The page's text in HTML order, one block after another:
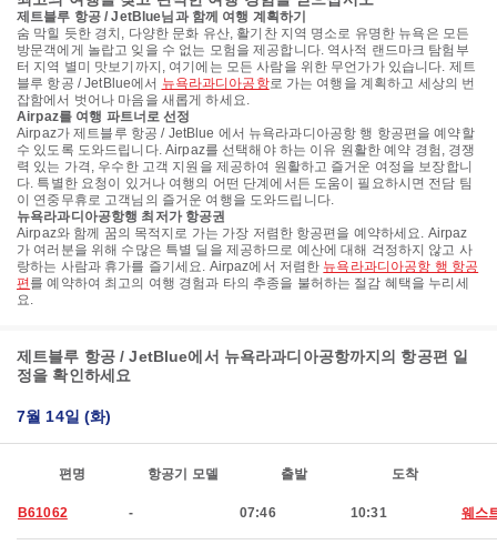
제트블루 항공 / JetBlue님과 함께 여행 계획하기
숨 막힐 듯한 경치, 다양한 문화 유산, 활기찬 지역 명소로 유명한 뉴욕은 모든
방문객에게 놀랍고 잊을 수 없는 모험을 제공합니다. 역사적 랜드마크 탐험부
터 지역 별미 맛보기까지, 여기에는 모든 사람을 위한 무언가가 있습니다. 제트
블루 항공 / JetBlue에서 뉴욕라과디아공항로 가는 여행을 계획하고 세상의 번
잡함에서 벗어나 마음을 새롭게 하세요.
Airpaz를 여행 파트너로 선정
Airpaz가 제트블루 항공 / JetBlue 에서 뉴욕라과디아공항 행 항공편을 예약할
수 있도록 도와드립니다. Airpaz를 선택해야 하는 이유 원활한 예약 경험, 경쟁
력 있는 가격, 우수한 고객 지원을 제공하여 원활하고 즐거운 여정을 보장합니
다. 특별한 요청이 있거나 여행의 어떤 단계에서든 도움이 필요하시면 전담 팀
이 연중무휴로 고객님의 즐거운 여행을 도와드립니다.
뉴욕라과디아공항행 최저가 항공권
Airpaz와 함께 꿈의 목적지로 가는 가장 저렴한 항공편을 예약하세요. Airpaz
가 여러분을 위해 수많은 특별 딜을 제공하므로 예산에 대해 걱정하지 않고 사
랑하는 사람과 휴가를 즐기세요. Airpaz에서 저렴한 뉴욕라과디아공항 행 항공
편 를 예약하여 최고의 여행 경험과 타의 추종을 불허하는 절감 혜택을 누리세
요.
제트블루 항공 / JetBlue에서 뉴욕라과디아공항까지의 항공편 일
정을 확인하세요
7월 14일 (화)
편명 항공기 모델 출발 도착
B61062 - 07:46 10:31 웨스